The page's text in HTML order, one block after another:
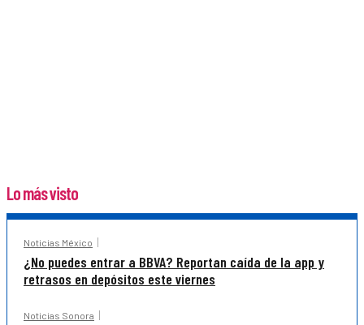
Lo más visto
Noticias México
¿No puedes entrar a BBVA? Reportan caída de la app y
retrasos en depósitos este viernes
Noticias Sonora